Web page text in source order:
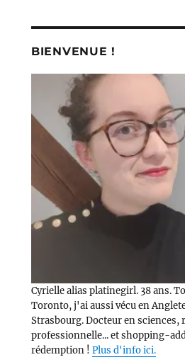
BIENVENUE !
Cyrielle alias platinegirl. 38 ans.
Toronto, j'ai aussi vécu en
Strasbourg. Docteur en sciences,
professionnelle... et shopping-
rédemption ! Plus d'info ici.